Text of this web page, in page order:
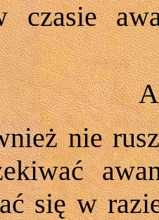
czasie
nie
się w